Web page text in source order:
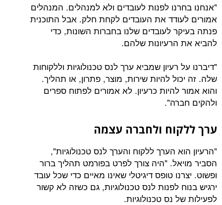
"אנחנו בחרנו לפנות לעובדים ולא למנהלים. המנהלים
אמורים לעודד את העובדים לקחת חלק. אבל התוכנית
פנתה בעיקר לעובדים שלנו בחברות השונות, כדי
להביא את הרעיונות שלהם.
"דיברנו על רעיון שמביא ערך לנס טכנולוגיות וללקוחות
שלה. זה יכול להיות שירות, מוצר, פתרון, או תהליך.
והוא אמור להיות כרעיון. לא אמורים לפתוח ספרים
ולהקים חברה".
ערך ללקוח ולחברה עצמה
"הרעיון הוא הערך ללקוח והערך לנס טכנולוגיות",
הסביר מויאל. "היה צורך לפרט בפורמט תהליך ברור
ופשוט. יצרנו טופס דיגיטלי שאינו מאיים כדי שכל עובד
ירגיש בנוח לפנות לנס טכנולוגיות, גם כשזה לא קשור
לפעילות של נס טכנולוגיות.